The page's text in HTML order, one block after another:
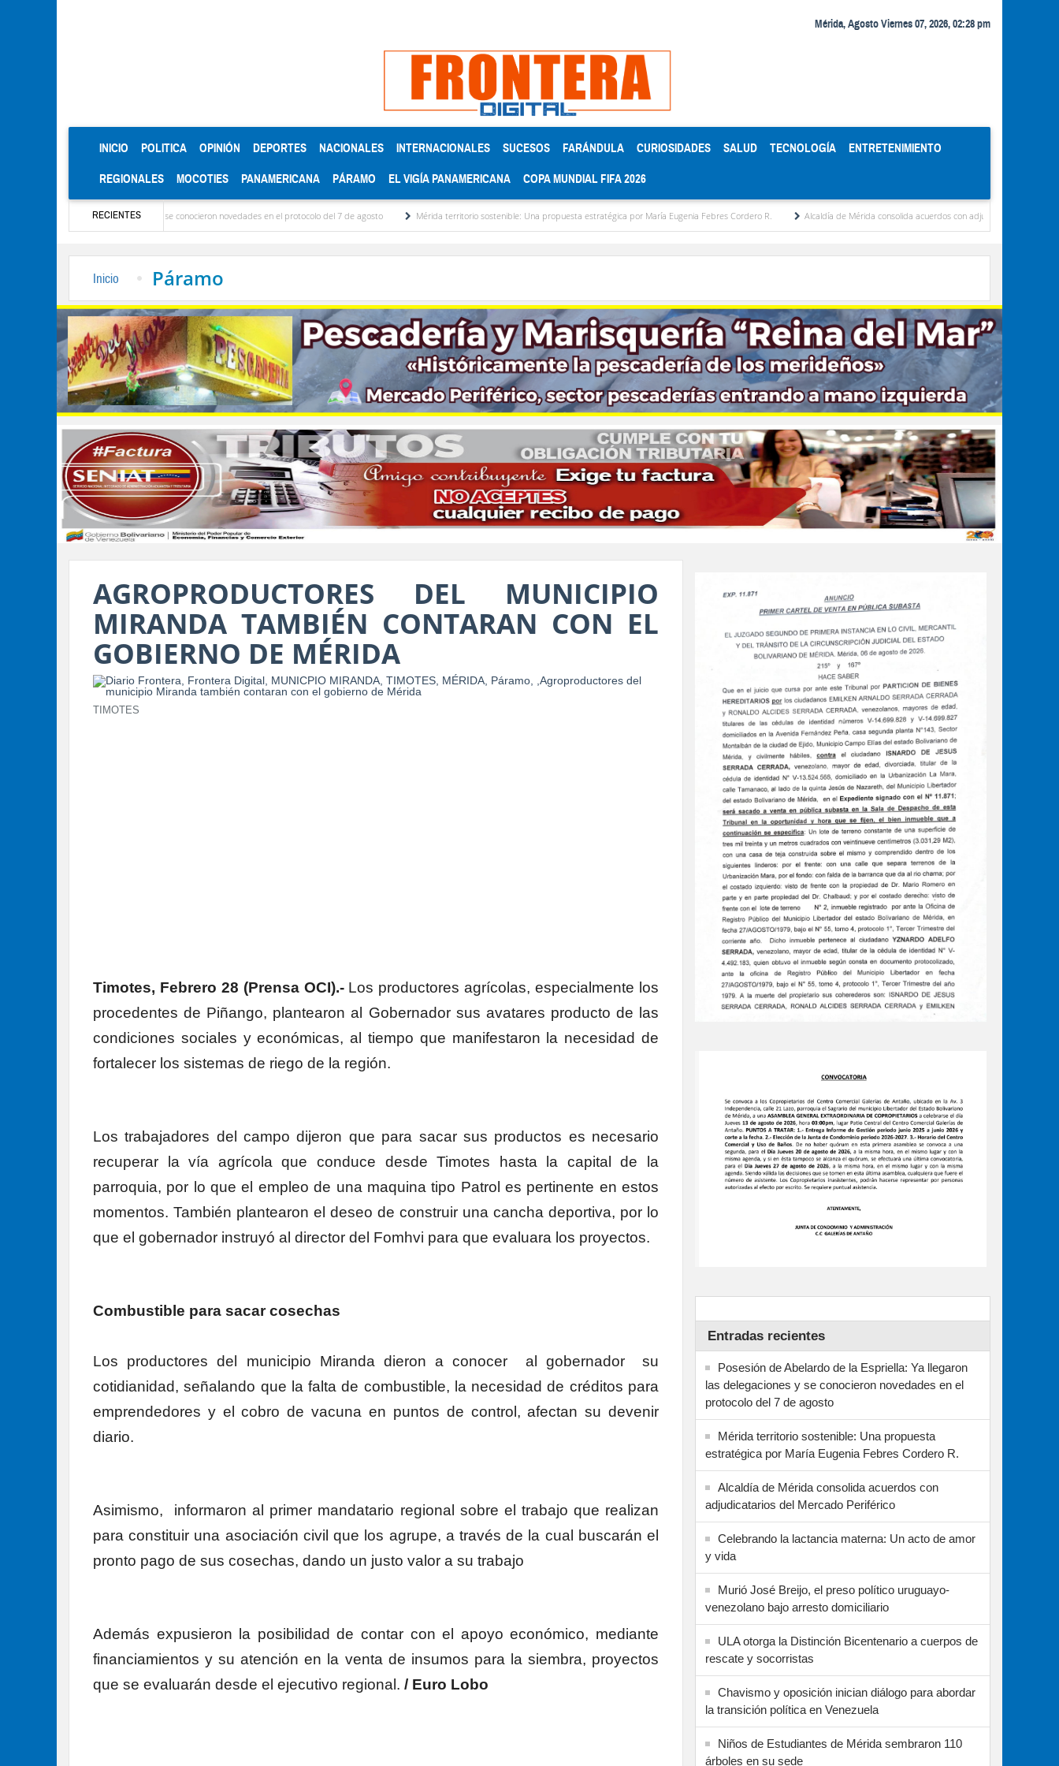
Mérida, Agosto Viernes 07, 2026, 02:28 pm
INICIO (CURRENT)
POLITICA OPINIÓN DEPORTES NACIONALES INTERNACIONALES SUCESOS FARÁNDULA CURIOSIDADES SALUD TECNOLOGÍA ENTRETENIMIENTO
REGIONALES MOCOTIES PANAMERICANA PÁRAMO EL VIGÍA PANAMERICANA COPA MUNDIAL FIFA 2026
RECIENTES
llegaron las delegaciones y se conocieron novedades en el protocolo del 7 de agosto Mérida territorio sostenible: Una propuesta estratégica por María Eugenia Febres Cordero R. Alcaldía de Mérida consolida acuerdos con adjudicatarios del Mercado
Inicio Páramo
AGROPRODUCTORES DEL MUNICIPIO
MIRANDA TAMBIÉN CONTARAN CON EL
GOBIERNO DE MÉRIDA
TIMOTES
Timotes, Febrero 28 (Prensa OCI).- Los productores agrícolas, especialmente los
procedentes de Piñango, plantearon al Gobernador sus avatares producto de las
condiciones sociales y económicas, al tiempo que manifestaron la necesidad de
fortalecer los sistemas de riego de la región.
Los trabajadores del campo dijeron que para sacar sus productos es necesario
recuperar la vía agrícola que conduce desde Timotes hasta la capital de la
parroquia, por lo que el empleo de una maquina tipo Patrol es pertinente en estos
momentos. También plantearon el deseo de construir una cancha deportiva, por lo
que el gobernador instruyó al director del Fomhvi para que evaluara los proyectos.
Combustible para sacar cosechas
Los productores del municipio Miranda dieron a conocer al gobernador su
cotidianidad, señalando que la falta de combustible, la necesidad de créditos para
emprendedores y el cobro de vacuna en puntos de control, afectan su devenir
diario.
Asimismo, informaron al primer mandatario regional sobre el trabajo que realizan
para constituir una asociación civil que los agrupe, a través de la cual buscarán el
pronto pago de sus cosechas, dando un justo valor a su trabajo
Además expusieron la posibilidad de contar con el apoyo económico, mediante
financiamientos y su atención en la venta de insumos para la siembra, proyectos
que se evaluarán desde el ejecutivo regional. / Euro Lobo
Entradas recientes
Posesión de Abelardo de la Espriella: Ya llegaron
las delegaciones y se conocieron novedades en el
protocolo del 7 de agosto
Mérida territorio sostenible: Una propuesta
estratégica por María Eugenia Febres Cordero R.
Alcaldía de Mérida consolida acuerdos con
adjudicatarios del Mercado Periférico
Celebrando la lactancia materna: Un acto de amor
y vida
Murió José Breijo, el preso político uruguayo-
venezolano bajo arresto domiciliario
ULA otorga la Distinción Bicentenario a cuerpos de
rescate y socorristas
Chavismo y oposición inician diálogo para abordar
la transición política en Venezuela
Niños de Estudiantes de Mérida sembraron 110
árboles en su sede